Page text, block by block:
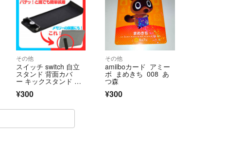
ール更新日時 2026.5.31
✄
その他
スイッチ switch 自立
スタンド 背面カバ
ー キックスタンド パ
ーツ ケース
¥300
その他
amiiboカード アミー
ボ まめきち 008 あ
つ森
¥300